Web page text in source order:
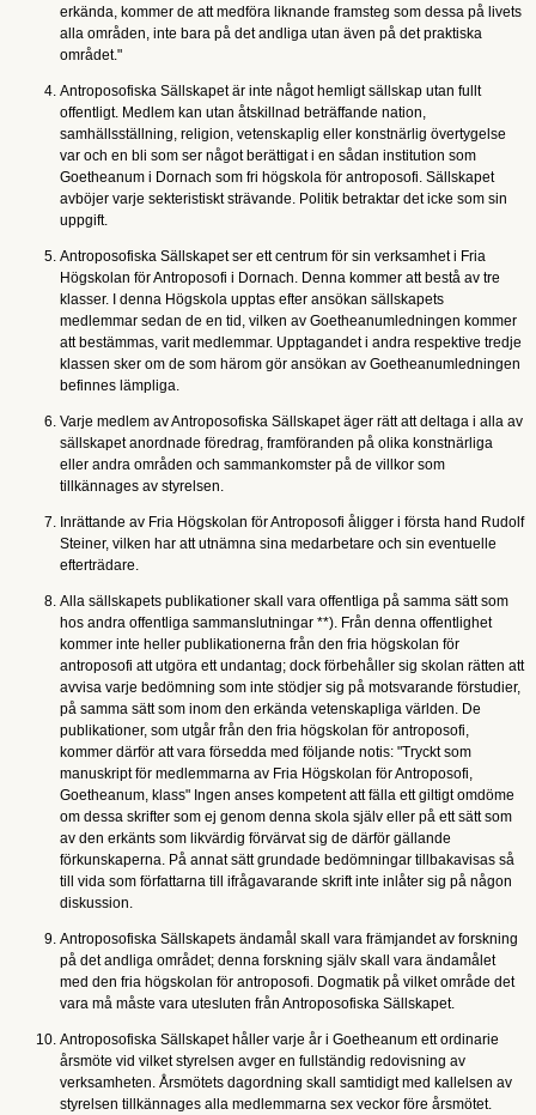
erkända, kommer de att medföra liknande framsteg som dessa på livets
alla områden, inte bara på det andliga utan även på det praktiska
området."
Antroposofiska Sällskapet är inte något hemligt sällskap utan fullt
offentligt. Medlem kan utan åtskillnad beträffande nation,
samhällsställning, religion, vetenskaplig eller konstnärlig övertygelse
var och en bli som ser något berättigat i en sådan institution som
Goetheanum i Dornach som fri högskola för antroposofi. Sällskapet
avböjer varje sekteristiskt strävande. Politik betraktar det icke som sin
uppgift.
Antroposofiska Sällskapet ser ett centrum för sin verksamhet i Fria
Högskolan för Antroposofi i Dornach. Denna kommer att bestå av tre
klasser. I denna Högskola upptas efter ansökan sällskapets
medlemmar sedan de en tid, vilken av Goetheanumledningen kommer
att bestämmas, varit medlemmar. Upptagandet i andra respektive tredje
klassen sker om de som härom gör ansökan av Goetheanumledningen
befinnes lämpliga.
Varje medlem av Antroposofiska Sällskapet äger rätt att deltaga i alla av
sällskapet anordnade föredrag, framföranden på olika konstnärliga
eller andra områden och sammankomster på de villkor som
tillkännages av styrelsen.
Inrättande av Fria Högskolan för Antroposofi åligger i första hand Rudolf
Steiner, vilken har att utnämna sina medarbetare och sin eventuelle
efterträdare.
Alla sällskapets publikationer skall vara offentliga på samma sätt som
hos andra offentliga sammanslutningar **). Från denna offentlighet
kommer inte heller publikationerna från den fria högskolan för
antroposofi att utgöra ett undantag; dock förbehåller sig skolan rätten att
avvisa varje bedömning som inte stödjer sig på motsvarande förstudier,
på samma sätt som inom den erkända vetenskapliga världen. De
publikationer, som utgår från den fria högskolan för antroposofi,
kommer därför att vara försedda med följande notis: "Tryckt som
manuskript för medlemmarna av Fria Högskolan för Antroposofi,
Goetheanum, klass" Ingen anses kompetent att fälla ett giltigt omdöme
om dessa skrifter som ej genom denna skola själv eller på ett sätt som
av den erkänts som likvärdig förvärvat sig de därför gällande
förkunskaperna. På annat sätt grundade bedömningar tillbakavisas så
till vida som författarna till ifrågavarande skrift inte inlåter sig på någon
diskussion.
Antroposofiska Sällskapets ändamål skall vara främjandet av forskning
på det andliga området; denna forskning själv skall vara ändamålet
med den fria högskolan för antroposofi. Dogmatik på vilket område det
vara må måste vara utesluten från Antroposofiska Sällskapet.
Antroposofiska Sällskapet håller varje år i Goetheanum ett ordinarie
årsmöte vid vilket styrelsen avger en fullständig redovisning av
verksamheten. Årsmötets dagordning skall samtidigt med kallelsen av
styrelsen tillkännages alla medlemmarna sex veckor före årsmötet.